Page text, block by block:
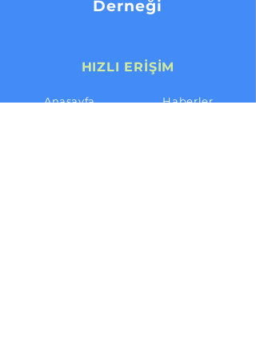
Derneği
HIZLI ERİŞİM
Anasayfa Haberler